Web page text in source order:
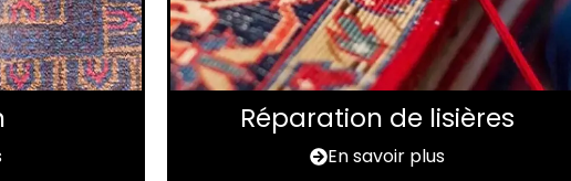
Réparation de lisières
En savoir plus